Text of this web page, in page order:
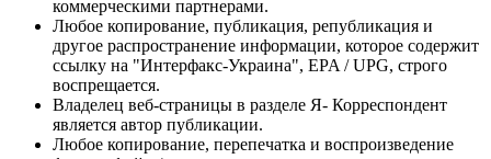
коммерческими партнерами.
Любое копирование, публикация, републикация и
другое распространение информации, которое содержит
ссылку на "Интерфакс-Украина", EPA / UPG, строго
воспрещается.
Владелец веб-страницы в разделе Я- Корреспондент
является автор публикации.
Любое копирование, перепечатка и воспроизведение